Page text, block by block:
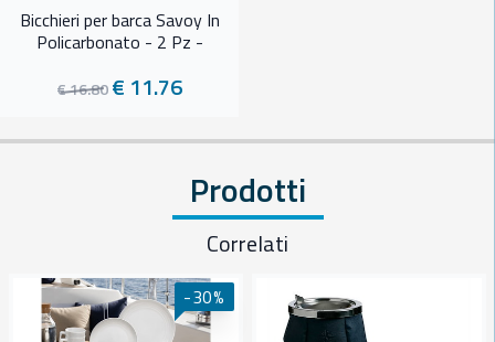
Bicchieri per barca Savoy In
Policarbonato - 2 Pz -
€ 16.80€ 11.76
Prodotti
Correlati
-30%